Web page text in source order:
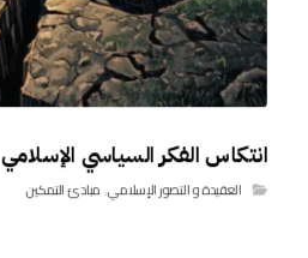
انتكاس الفكر السياسي الإسلامي
العقيدة و التصور الإسلامي,مبادئ التمكين